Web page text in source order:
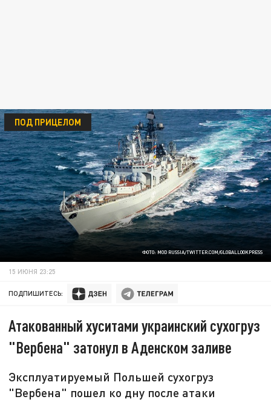
ФОТО: MOD RUSSIA/TWITTER.COM/GLOBALLOOKPRESS
ПОД ПРИЦЕЛОМ
15 ИЮНЯ 23:25
ПОДПИШИТЕСЬ:
Атакованный хуситами украинский сухогруз
"Вербена" затонул в Аденском заливе
Эксплуатируемый Польшей сухогруз
"Вербена" пошел ко дну после атаки